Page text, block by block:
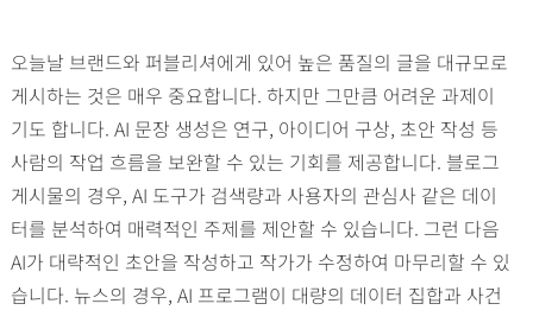
오늘날 브랜드와 퍼블리셔에게 있어 높은 품질의 글을 대규모로
게시하는 것은 매우 중요합니다. 하지만 그만큼 어려운 과제이
기도 합니다. AI 문장 생성은 연구, 아이디어 구상, 초안 작성 등
사람의 작업 흐름을 보완할 수 있는 기회를 제공합니다. 블로그
게시물의 경우, AI 도구가 검색량과 사용자의 관심사 같은 데이
터를 분석하여 매력적인 주제를 제안할 수 있습니다. 그런 다음
AI가 대략적인 초안을 작성하고 작가가 수정하여 마무리할 수 있
습니다. 뉴스의 경우, AI 프로그램이 대량의 데이터 집합과 사건